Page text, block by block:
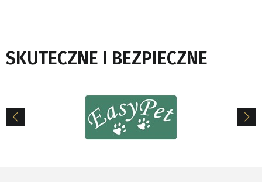
SKUTECZNE I BEZPIECZNE